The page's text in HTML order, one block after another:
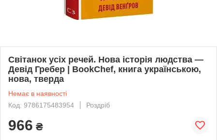
Світанок усіх речей. Нова історія людства —
Девід Гребер | BookChef, книга українською,
нова, тверда
Немає в наявності
Код: 9786175483954
Роздріб
966 ₴